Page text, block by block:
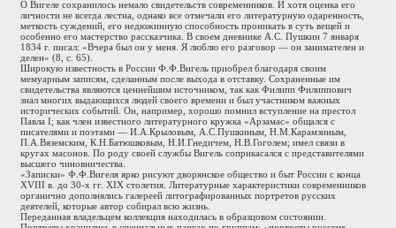
О Вигеле сохранилось немало свидетельств современников. И хотя оценка его
личности не всегда лестна, однако все отмечали его литературную одаренность,
меткость суждений, его недюжинную способность проникать в суть вещей и
особенно его мастерство рассказчика. В своем дневнике А.С. Пушкин 7 января
1834 г. писал: «Вчера был он у меня. Я люблю его разговор — он занимателен и
делен» (8, с. 65).
Широкую известность в России Ф.Ф.Вигель приобрел благодаря своим
мемуарным записям, сделанным после выхода в отставку. Сохраненные им
свидетельства являются ценнейшим источником, так как Филипп Филиппович
знал многих выдающихся людей своего времени и был участником важных
исторических событий. Он, например, хорошо помнил вступление на престол
Павла I; как член известного литературного кружка «Арзамас» общался с
писателями и поэтами — И.А.Крыловым, А.С.Пушкиным, Н.М.Карамзиным,
П.А.Вяземским, К.Н.Батюшковым, Н.И.Гнедичем, Н.В.Гоголем; имел связи в
кругах масонов. По роду своей службы Вигель соприкасался с представителями
высшего чиновничества.
«Записки» Ф.Ф.Вигеля ярко рисуют дворянское общество и быт России с конца
XVIII в. до 30-х гг. XIX столетия. Литературные характеристики современников
органично дополнялись галереей литографированных портретов русских
деятелей, которые автор собирал всю жизнь.
Переданная владельцем коллекция находилась в образцовом состоянии.